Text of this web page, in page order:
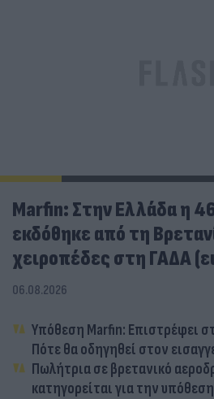
Marfin: Στην Ελλάδα η
εκδόθηκε από τη
χειροπέδες στη ΓΑΔΑ
06.08.2026
Υπόθεση Marfin: Επιστρέφει
Πότε θα οδηγηθεί στον
Πωλήτρια σε βρετανικό
κατηγορείται για την